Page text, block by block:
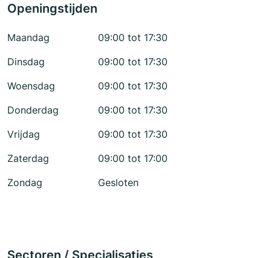
Openingstijden
Maandag
09:00 tot 17:30
Dinsdag
09:00 tot 17:30
Woensdag
09:00 tot 17:30
Donderdag
09:00 tot 17:30
Vrijdag
09:00 tot 17:30
Zaterdag
09:00 tot 17:00
Zondag
Gesloten
Sectoren / Specialisaties